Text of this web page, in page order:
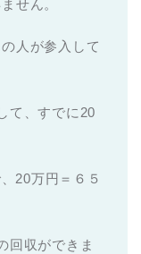
せん。
人が参入して
て、すでに20
20万円＝６５
回収ができま